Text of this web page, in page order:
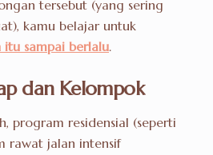
tersebut (yang sering
kamu belajar untuk
sampai berlalu.
dan Kelompok
program residensial (seperti
rawat jalan intensif